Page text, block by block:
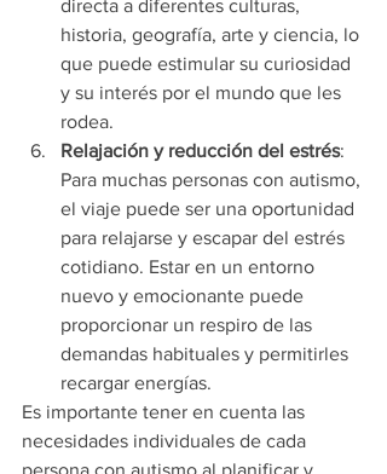
directa a diferentes culturas,
historia, geografía, arte y ciencia, lo
que puede estimular su curiosidad
y su interés por el mundo que les
rodea.
Relajación y reducción del estrés:
Para muchas personas con autismo,
el viaje puede ser una oportunidad
para relajarse y escapar del estrés
cotidiano. Estar en un entorno
nuevo y emocionante puede
proporcionar un respiro de las
demandas habituales y permitirles
recargar energías.
Es importante tener en cuenta las
necesidades individuales de cada